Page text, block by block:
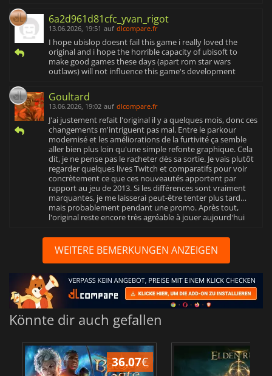
6a2d961d81cfc_yvan_rigot
13.06.2026, 19:51 auf dlcompare.fr
I hope ubislop doesnt fail this game i really loved the
original and i hope the horrible capacity of ubisoft to
make good games these days (apart rom star wars
outlaws) will not influence this game's development
Goultard
13.06.2026, 19:02 auf dlcompare.fr
J'ai justement refait l'original il y a quelques mois, donc ces
changements m'intriguent pas mal. Entre le parkour
modernisé et les améliorations de la furtivité ça semble
aller bien plus loin qu'une simple refonte graphique. Cela
dit, je ne pense pas le racheter dès sa sortie. Je vais plutôt
regarder quelques lives Twitch et comparatifs pour voir
concrètement ce que ces nouveautés apportent par
rapport au jeu de 2013. Si les différences sont vraiment
marquantes, je me laisserai peut-être tenter plus tard…
mais probablement pendant une promo. Après tout,
l'original reste encore très agréable à jouer aujourd'hui
WEITERE BEMERKUNGEN ANZEIGEN
Könnte dir auch gefallen
36.07€